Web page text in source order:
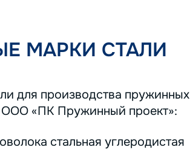
МАРКИ СТАЛИ
для производства пружинных
ООО «ПК Пружинный проект»:
стальная углеродистая